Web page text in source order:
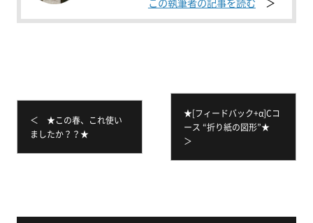
＜ ★この春、これ使い
ましたか？？★
★[フィードバック+α]Cコ
ース “折り紙の図形”★
＞